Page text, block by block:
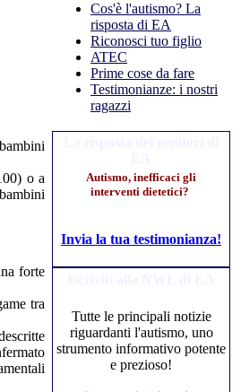
o a
forte
tra
Cos'è l'autismo? La
risposta di EA
Riconosci tuo figlio
ATEC
Prime cose da fare
Testimonianze: i nostri
ragazzi
Autismo, inefficaci gli
interventi dietetici?
Invia la tua testimonianza!
Tutte le principali notizie
riguardanti l'autismo, uno
strumento informativo potente
e prezioso!